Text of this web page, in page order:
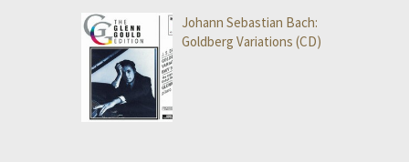
Johann Sebastian Bach:
Goldberg Variations (CD)